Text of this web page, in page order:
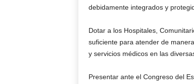
debidamente integrados y
Dotar a los Hospitales,
suficiente para atender de
y servicios médicos en las
Presentar ante el Congreso del